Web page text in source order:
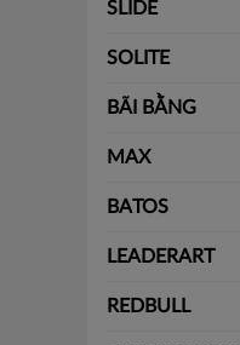
SLIDE
SOLITE
BÃI BẰNG
MAX
BATOS
LEADERART
REDBULL